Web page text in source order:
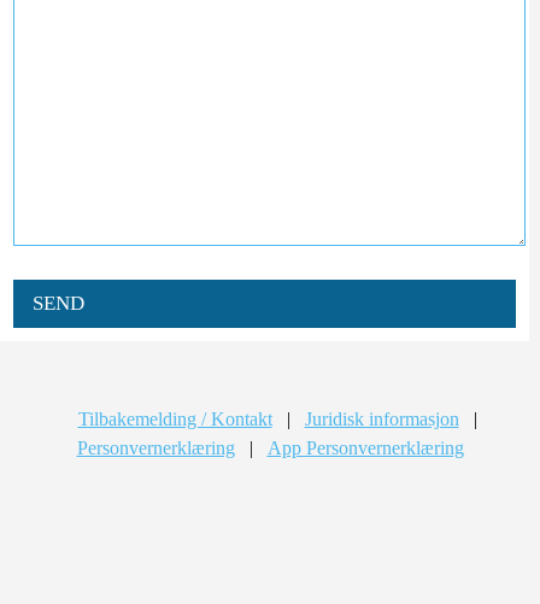
SEND
Tilbakemelding / Kontakt | Juridisk informasjon
|
Personvernerklæring
| App Personvernerklæring